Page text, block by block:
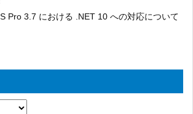
Pro 3.7 における .NET 10 への対応について